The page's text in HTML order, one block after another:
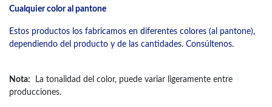
Cualquier color al pantone
Estos productos los fabricamos en diferentes colores (al pantone),
dependiendo del producto y de las cantidades. Consúltenos.
Nota: La tonalidad del color, puede variar ligeramente entre
producciones.